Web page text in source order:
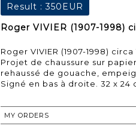
Result :350EUR
Roger VIVIER (1907-1998)
Roger VIVIER (1907-1998) circa
Projet de chaussure sur
rehaussé de gouache,
Signé en bas à droite. 32 x 24
MY ORDERS